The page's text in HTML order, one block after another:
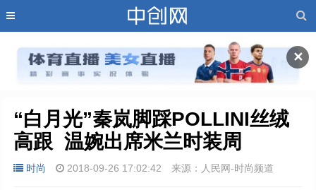
✕
“白月光”秦岚脚踩POLLINI丝绒
高跟  温婉出席米兰时装周
时尚 2018-09-26 17:02:42 来源：人民网-时尚频道